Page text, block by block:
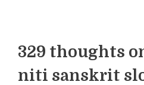
329 thoughts
niti sanskrit